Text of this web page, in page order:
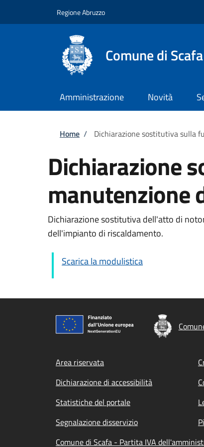
Regione Abruzzo
Comune di Scafa
Amministrazione Novità
Briciole di pane
Home / Dichiarazione sostitutiva sulla
Dichiarazione
manutenzione
Dichiarazione sostitutiva dell'atto di
dell'impianto di riscaldamento.
Scarica la modulistica
Footer menu
Area riservata
Dichiarazione di accessibilità
Statistiche del portale
Segnalazione disservizio
Comune di Scafa - Partita IVA